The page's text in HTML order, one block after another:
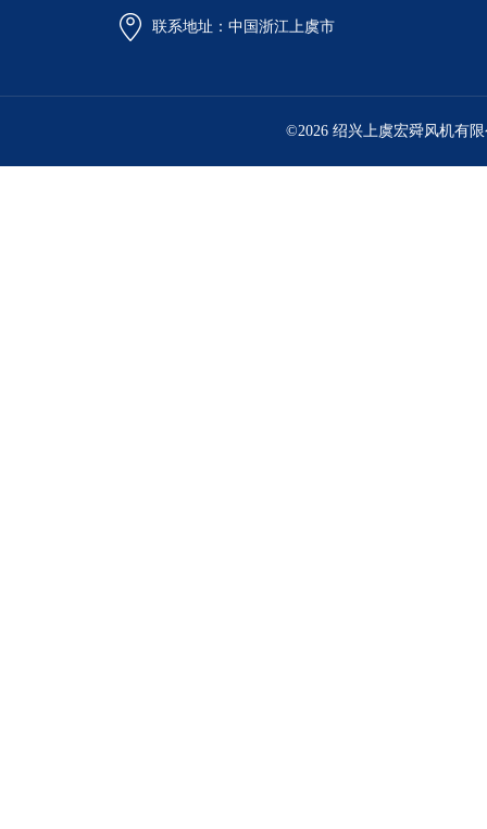
联系地址：中国浙江上虞市
©2026 绍兴上虞宏舜风机有